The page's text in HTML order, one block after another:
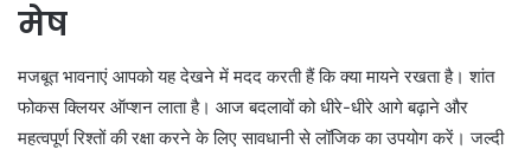
मेष
मजबूत भावनाएं आपको यह देखने में मदद करती हैं कि क्या मायने रखता है। शांत
फोकस क्लियर ऑप्शन लाता है। आज बदलावों को धीरे-धीरे आगे बढ़ाने और
महत्वपूर्ण रिश्तों की रक्षा करने के लिए सावधानी से लॉजिक का उपयोग करें। जल्दी